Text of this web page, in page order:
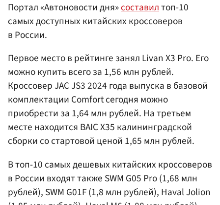
Портал «Автоновости дня»составилтоп-10
самых доступных китайских кроссоверов
в России.
Первое место в рейтинге занял Livan X3 Pro. Его
можно купить всего за 1,56 млн рублей.
Кроссовер JAC JS3 2024 года выпуска в базовой
комплектации Comfort сегодня можно
приобрести за 1,64 млн рублей. На третьем
месте находится BAIC X35 калининградской
сборки со стартовой ценой 1,65 млн рублей.
В топ-10 самых дешевых китайских кроссоверов
в России входят также SWM G05 Pro (1,68 млн
рублей), SWM G01F (1,8 млн рублей), Haval Jolion